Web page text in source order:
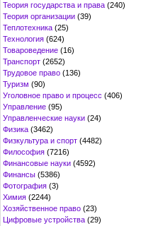
Теория государства и права (240)
Теория организации (39)
Теплотехника (25)
Технология (624)
Товароведение (16)
Транспорт (2652)
Трудовое право (136)
Туризм (90)
Уголовное право и процесс (406)
Управление (95)
Управленческие науки (24)
Физика (3462)
Физкультура и спорт (4482)
Философия (7216)
Финансовые науки (4592)
Финансы (5386)
Фотография (3)
Химия (2244)
Хозяйственное право (23)
Цифровые устройства (29)